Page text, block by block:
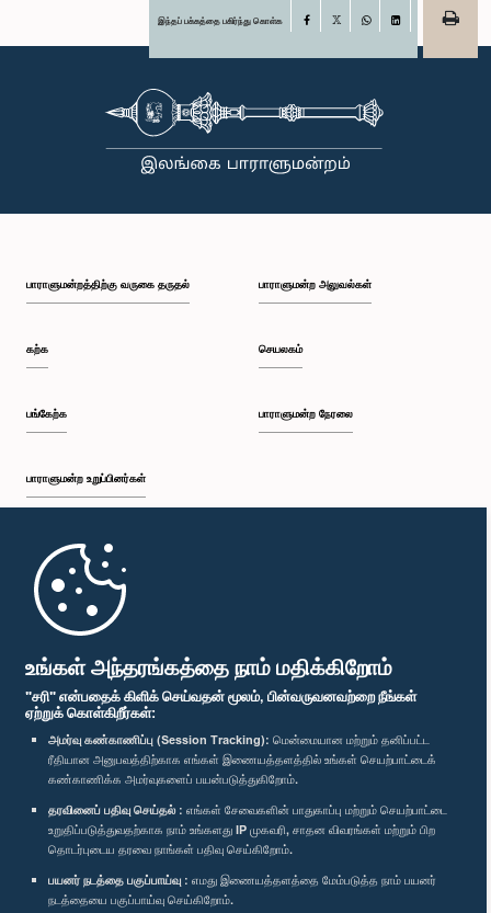
உங்கள் அந்தரங்கத்தை நாம் மதிக்கிறோம்
"சரி" என்பதைக் கிளிக் செய்வதன் மூலம், பின்வருவனவற்றை நீங்கள்
ஏற்றுக் கொள்கிறீர்கள்:
அமர்வு கண்காணிப்பு (Session Tracking): மென்மையான மற்றும் தனிப்பட்ட
ரீதியான அனுபவத்திற்காக எங்கள் இணையத்தளத்தில் உங்கள் செயற்பாட்டைக்
கண்காணிக்க அமர்வுகளைப் பயன்படுத்துகிறோம்.
தரவினைப் பதிவு செய்தல் : எங்கள் சேவைகளின் பாதுகாப்பு மற்றும் செயற்பாட்டை
உறுதிப்படுத்துவதற்காக நாம் உங்களது IP முகவரி, சாதன விவரங்கள் மற்றும் பிற
தொடர்புடைய தரவை நாங்கள் பதிவு செய்கிறோம்.
பயனர் நடத்தை பகுப்பாய்வு : எமது இணையத்தளத்தை மேம்படுத்த நாம் பயனர்
நடத்தையை பகுப்பாய்வு செய்கிறோம்.
இந்தப் பக்கத்தை பகிர்ந்து கொள்க Facebook
பாராளுமன்றத்திற்கு வருகை தருதல்
கற்க
பங்கேற்க
பாராளுமன்ற உறுப்பினர்கள்
முதற்பக்கம்
பாராளுமன்ற அலுவல்கள்
செயலகம்
பாராளுமன்ற நேரலை
பாராளுமன்ற கையடக்க செயலி
எம்மை பின்தொடர்க :
விருதுகள்
தனியுரிமைக் கொள்கை